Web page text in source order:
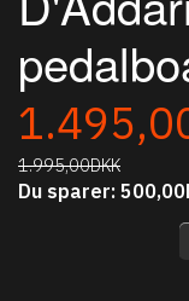
1.995,00DKK
Du sparer: